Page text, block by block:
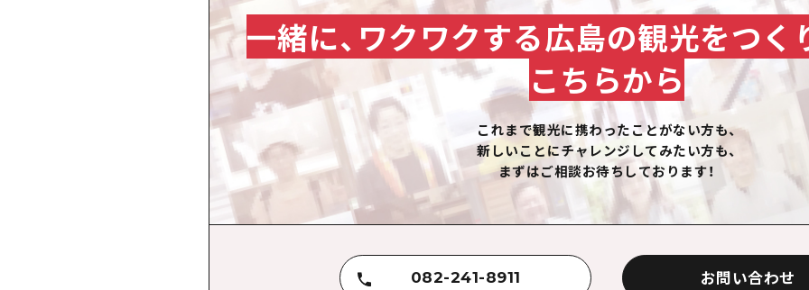
一緒に、ワクワクする広島の観光をつく
こちらから
これまで観光に携わったことがない方も、
新しいことにチャレンジしてみたい方も、
まずはご相談お待ちしております！
082-241-8911 お問い合わせ